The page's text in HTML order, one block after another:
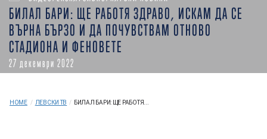
БИЛАЛ БАРИ: ЩЕ РАБОТЯ ЗДРАВО, ИСКАМ ДА СЕ
ВЪРНА БЪРЗО И ДА ПОЧУВСТВАМ ОТНОВО
СТАДИОНА И ФЕНОВЕТЕ
27 декември 2022
HOME / ЛЕВСКИ ТВ / БИЛАЛ БАРИ: ЩЕ РАБОТЯ...